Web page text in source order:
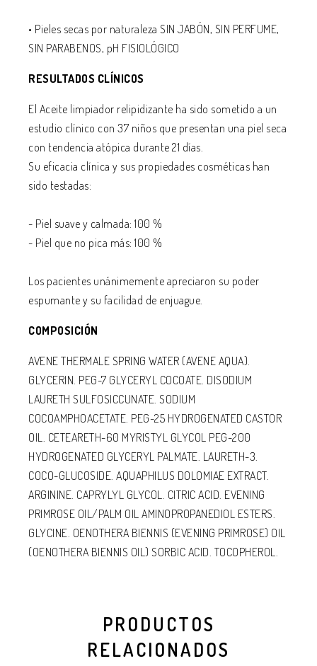
• Pieles secas por naturaleza SIN JABÓN, SIN PERFUME,
SIN PARABENOS, pH FISIOLÓGICO
RESULTADOS CLÍNICOS
El Aceite limpiador relipidizante ha sido sometido a un
estudio clínico con 37 niños que presentan una piel seca
con tendencia atópica durante 21 días.
Su eficacia clínica y sus propiedades cosméticas han
sido testadas:
- Piel suave y calmada: 100 %
- Piel que no pica más: 100 %
Los pacientes unánimemente apreciaron su poder
espumante y su facilidad de enjuague.
COMPOSICIÓN
AVENE THERMALE SPRING WATER (AVENE AQUA).
GLYCERIN. PEG-7 GLYCERYL COCOATE. DISODIUM
LAURETH SULFOSICCUNATE. SODIUM
COCOAMPHOACETATE. PEG-25 HYDROGENATED CASTOR
OIL. CETEARETH-60 MYRISTYL GLYCOL PEG-200
HYDROGENATED GLYCERYL PALMATE. LAURETH-3.
COCO-GLUCOSIDE. AQUAPHILUS DOLOMIAE EXTRACT.
ARGININE. CAPRYLYL GLYCOL. CITRIC ACID. EVENING
PRIMROSE OIL/PALM OIL AMINOPROPANEDIOL ESTERS.
GLYCINE. OENOTHERA BIENNIS (EVENING PRIMROSE) OIL
(OENOTHERA BIENNIS OIL) SORBIC ACID. TOCOPHEROL.
PRODUCTOS
RELACIONADOS